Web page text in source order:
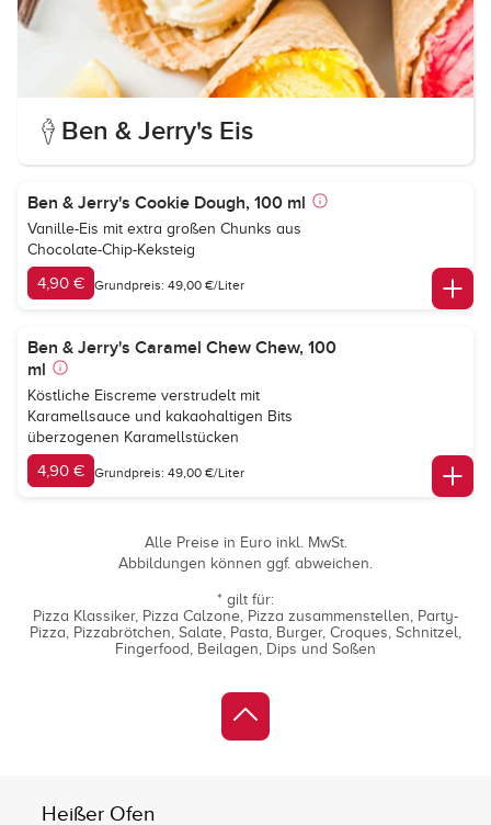
Ben & Jerry's Eis
Ben & Jerry's Cookie Dough, 100 ml
Vanille-Eis mit extra großen Chunks aus
Chocolate-Chip-Keksteig
4,90 € Grundpreis: 49,00 €/Liter
Ben & Jerry's Caramel Chew Chew, 100
ml
Köstliche Eiscreme verstrudelt mit
Karamellsauce und kakaohaltigen Bits
überzogenen Karamellstücken
4,90 € Grundpreis: 49,00 €/Liter
Alle Preise in Euro inkl. MwSt.
Abbildungen können ggf. abweichen.
* gilt für:
Pizza Klassiker Pizza Calzone Pizza zusammenstellen
Party-
Pizza
Pizzabrötchen Salate Pasta Burger Croques Schnitzel
Fingerfood
Beilagen Dips und Soßen
Heißer Ofen